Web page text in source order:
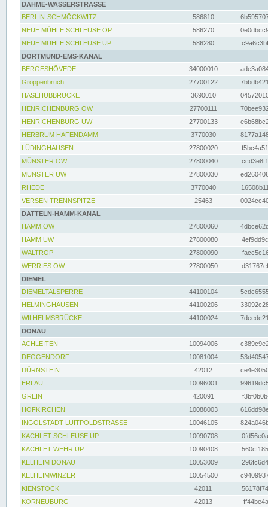
DAHME-WASSERSTRASSE
BERLIN-SCHMÖCKWITZ
586810
NEUE MÜHLE SCHLEUSE OP
586270
NEUE MÜHLE SCHLEUSE UP
586280
DORTMUND-EMS-KANAL
BERGESHÖVEDE
34000010
Groppenbruch
27700122
HASEHUBBRÜCKE
3690010
HENRICHENBURG OW
27700111
HENRICHENBURG UW
27700133
HERBRUM HAFENDAMM
3770030
LÜDINGHAUSEN
27800020
MÜNSTER OW
27800040
MÜNSTER UW
27800030
RHEDE
3770040
VERSEN TRENNSPITZE
25463
DATTELN-HAMM-KANAL
HAMM OW
27800060
HAMM UW
27800080
WALTROP
27800090
WERRIES OW
27800050
DIEMEL
DIEMELTALSPERRE
44100104
HELMINGHAUSEN
44100206
WILHELMSBRÜCKE
44100024
DONAU
ACHLEITEN
10094006
DEGGENDORF
10081004
DÜRNSTEIN
42012
ERLAU
10096001
GREIN
420091
HOFKIRCHEN
10088003
INGOLSTADT LUITPOLDSTRASSE
10046105
KACHLET SCHLEUSE UP
10090708
KACHLET WEHR UP
10090408
KELHEIM DONAU
10053009
KELHEIMWINZER
10054500
KIENSTOCK
42011
KORNEUBURG
42013